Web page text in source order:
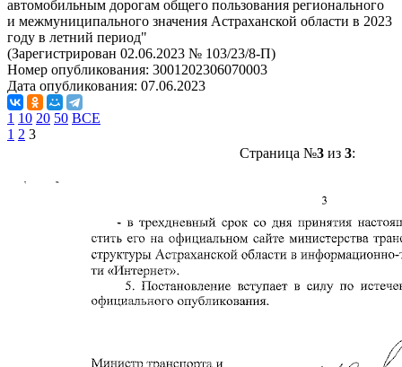
автомобильным дорогам общего пользования регионального
и межмуниципального значения Астраханской области в 2023
году в летний период"
(Зарегистрирован 02.06.2023 № 103/23/8-П)
Номер опубликования: 3001202306070003
Дата опубликования: 07.06.2023
1 10 20 50 ВСЕ
1 2 3
Страница №3из 3: